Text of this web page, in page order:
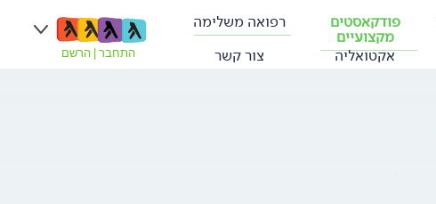
פודקאסטים
מקצועיים
רפואה משלימה
אקטואליה צור קשר התחבר הרשם